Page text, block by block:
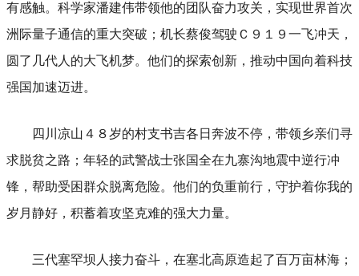
有感触。科学家潘建伟带领他的团队奋力攻关，实现世界首次
洲际量子通信的重大突破；机长蔡俊驾驶Ｃ９１９一飞冲天，
圆了几代人的大飞机梦。他们的探索创新，推动中国向着科技
强国加速迈进。
四川凉山４８岁的村支书吉各日奔波不停，带领乡亲们寻
求脱贫之路；年轻的武警战士张国全在九寨沟地震中逆行冲
锋，帮助受困群众脱离危险。他们的负重前行，守护着你我的
岁月静好，积蓄着攻坚克难的强大力量。
三代塞罕坝人接力奋斗，在塞北高原造起了百万亩林海；